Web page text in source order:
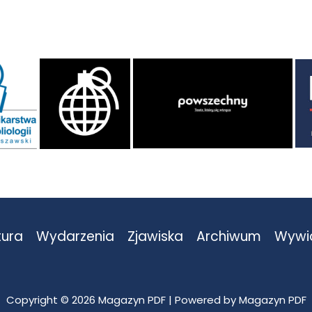
Wydarzenia Zjawiska Archiwum
Copyright © 2026 Magazyn PDF | Powered by Magazyn PDF